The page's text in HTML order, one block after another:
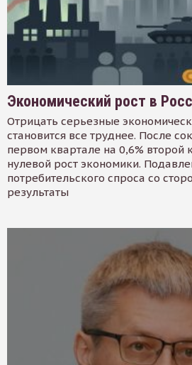
Экономический рост в
Отрицать серьезные
становится все труднее. После
первом квартале на 0,6% второй
нулевой рост экономики.
потребительского спроса со
результаты